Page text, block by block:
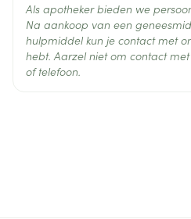
Als apotheker bieden we
Na aankoop van een
hulpmiddel kun je contact met
hebt. Aarzel niet om contact
of telefoon.